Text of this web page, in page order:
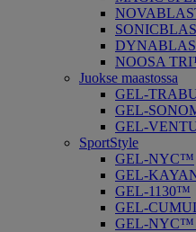
NOOSA
Juokse maastossa
GEL-
GEL-
GEL-
SportStyle
GEL-NYC™
GEL-
GEL-1130™
GEL-
GEL-NYC™